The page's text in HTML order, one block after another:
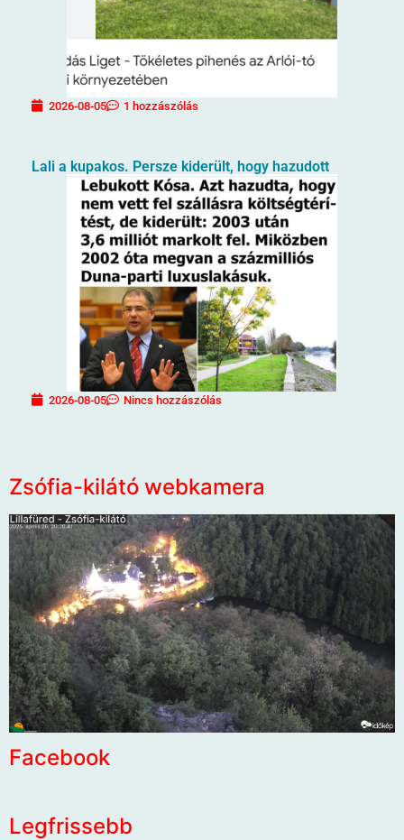
2026-08-05 1 hozzászólás
Lali a kupakos. Persze kiderült, hogy hazudott
2026-08-05 Nincs hozzászólás
Zsófia-kilátó webkamera
Facebook
Legfrissebb